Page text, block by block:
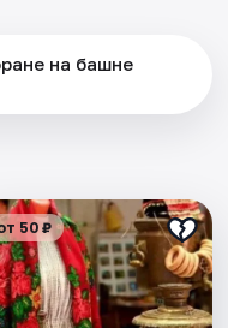
на башне
50 ₽